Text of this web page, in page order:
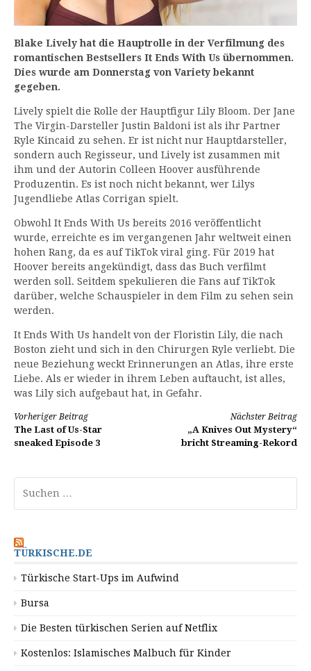
Blake Lively hat die Hauptrolle in der Verfilmung des
romantischen Bestsellers It Ends With Us übernommen.
Dies wurde am Donnerstag von Variety bekannt
gegeben.
Lively spielt die Rolle der Hauptfigur Lily Bloom. Der Jane
The Virgin-Darsteller Justin Baldoni ist als ihr Partner
Ryle Kincaid zu sehen. Er ist nicht nur Hauptdarsteller,
sondern auch Regisseur, und Lively ist zusammen mit
ihm und der Autorin Colleen Hoover ausführende
Produzentin. Es ist noch nicht bekannt, wer Lilys
Jugendliebe Atlas Corrigan spielt.
Obwohl It Ends With Us bereits 2016 veröffentlicht
wurde, erreichte es im vergangenen Jahr weltweit einen
hohen Rang, da es auf TikTok viral ging. Für 2019 hat
Hoover bereits angekündigt, dass das Buch verfilmt
werden soll. Seitdem spekulieren die Fans auf TikTok
darüber, welche Schauspieler in dem Film zu sehen sein
werden.
It Ends With Us handelt von der Floristin Lily, die nach
Boston zieht und sich in den Chirurgen Ryle verliebt. Die
neue Beziehung weckt Erinnerungen an Atlas, ihre erste
Liebe. Als er wieder in ihrem Leben auftaucht, ist alles,
was Lily sich aufgebaut hat, in Gefahr.
Weiterlesen
Vorheriger Beitrag
The Last of Us-Star
sneaked Episode 3
Nächster Beitrag
„A Knives Out Mystery“
bricht Streaming-Rekord
nach:
TÜRKISCHE.DE
Türkische Start-Ups im Aufwind
Bursa
Die Besten türkischen Serien auf Netflix
Kostenlos: Islamisches Malbuch für Kinder